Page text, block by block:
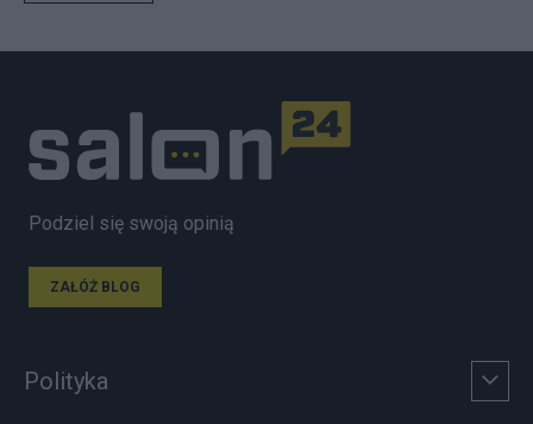
Podziel się swoją opinią
ZAŁÓŻ BLOG
Polityka